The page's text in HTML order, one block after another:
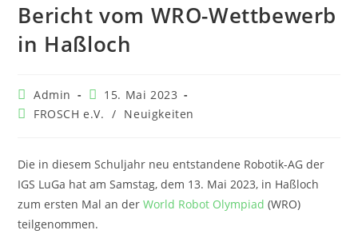
Bericht vom WRO-Wettbewerb
in Haßloch
Beitrags-
Autor:
Admin
Beitrag
veröffentlicht:
15. Mai 2023
Beitrags-
FROSCH e.V. / Neuigkeiten
Die in diesem Schuljahr neu entstandene Robotik-AG der
IGS LuGa hat am Samstag, dem 13. Mai 2023, in Haßloch
zum ersten Mal an derWorld Robot Olympiad (WRO)
teilgenommen.